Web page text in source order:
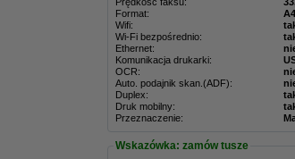
Format:
A4
Wifi:
Wi-Fi bezpośrednio:
Ethernet:
Komunikacja drukarki:
OCR:
Auto. podajnik skan.(ADF):
Duplex:
Druk mobilny:
Przeznaczenie:
Wskazówka: zamów tusze